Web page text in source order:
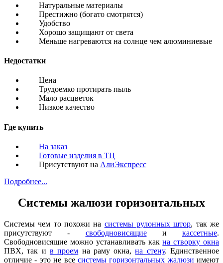
Натуральные материалы
Престижно (богато смотрятся)
Удобство
Хорошо защищают от света
Меньше нагреваются на солнце чем алюминиевые
Недостатки
Цена
Трудоемко протирать пыль
Мало расцветок
Низкое качество
Где купить
На заказ
Готовые изделия в ТЦ
Присутствуют на АлиЭкспресс
Подробнее...
Системы жалюзи горизонтальных
Системы чем то похожи на системы рулонных штор, так же
присутствуют - свободновисящиеи кассетные.
Свободновисящие можно устанавливать какна створку окна
ПВХ, так и в проем на раму окна,на стену. Единственное
отличие - это не все системы горизонтальных жалюзи имеют